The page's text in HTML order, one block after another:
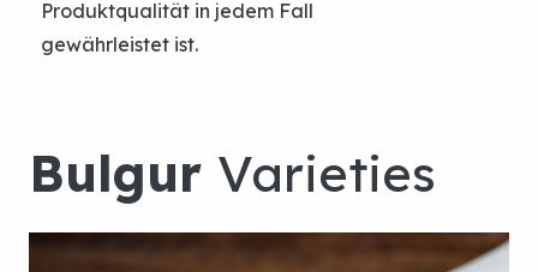
Produktqualität in jedem Fall
gewährleistet ist.